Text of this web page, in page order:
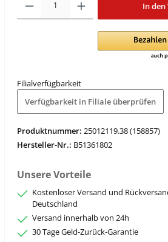
In
Filialverfügbarkeit
Verfügbarkeit in Filiale überprüfen
Produktnummer: 25012119.38 (158857)
Hersteller-Nr.: B51361802
Unsere Vorteile
Kostenloser Versand und
Deutschland
Versand innerhalb von 24h
30 Tage Geld-Zurück-Garantie